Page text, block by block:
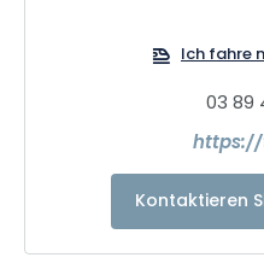
oder ein
Ich fahre
03 89
Kontaktieren